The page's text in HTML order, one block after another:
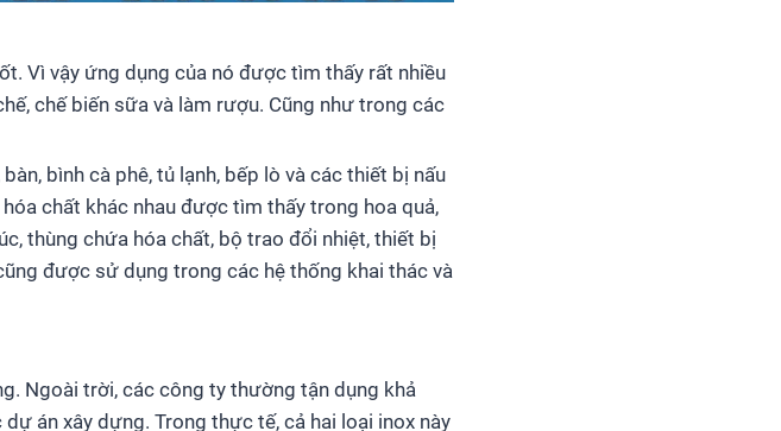
Vì vậy ứng dụng của nó được tìm thấy rất nhiều
chế biến sữa và làm rượu. Cũng như trong các
bình cà phê, tủ lạnh, bếp lò và các thiết bị nấu
chất khác nhau được tìm thấy trong hoa quả,
thùng chứa hóa chất, bộ trao đổi nhiệt, thiết bị
được sử dụng trong các hệ thống khai thác và
Ngoài trời, các công ty thường tận dụng khả
án xây dựng. Trong thực tế, cả hai loại inox này